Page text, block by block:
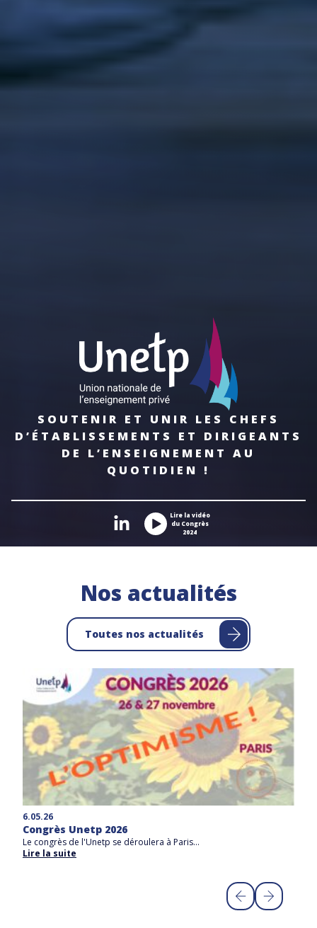
SOUTENIR ET UNIR LES CHEFS
D’ÉTABLISSEMENTS ET DIRIGEANTS
DE L’ENSEIGNEMENT AU
QUOTIDIEN !
Lire la vidéo
du Congrès
2024
Nos actualités
Toutes nos actualités
6.05.26
Congrès Unetp 2026
Le congrès de l'Unetp se déroulera à Paris...
Lire la suite